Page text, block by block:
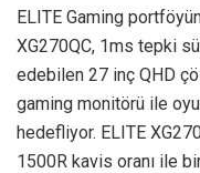
ELITE Gaming
XG270QC, 1ms tepki
edebilen 27 inç QHD
gaming monitörü ile
hedefliyor. ELITE
1500R kavis oranı ile